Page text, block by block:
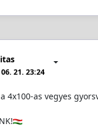
21. 23:24
4x100-as vegyes